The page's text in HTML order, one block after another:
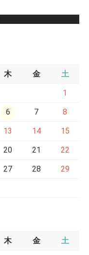
木 金 土
1
6 7 8
13 14 15
20 21 22
27 28 29
木 金 土